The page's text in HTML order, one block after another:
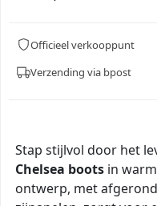
Officieel verkooppunt
Verzending via bpost
Stap stijlvol door het
Chelsea boots in
ontwerp, met